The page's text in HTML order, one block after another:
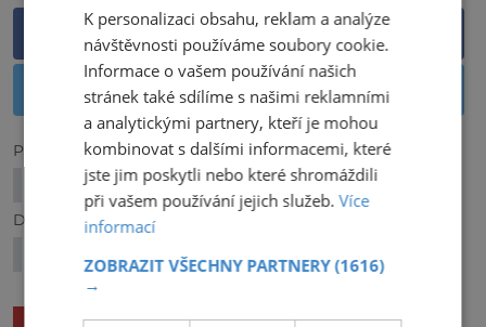
Sdílet na Facebooku
Sdílet na Twitteru
Předchozí článek
Královský košt Hustopeče.
Další článek
MOST toho má DOST: Nudit se tam nebudete
K personalizaci obsahu, reklam a analýze
návštěvnosti používáme soubory cookie.
Informace o vašem používání našich
stránek také sdílíme s našimi reklamními
a analytickými partnery, kteří je mohou
kombinovat s dalšími informacemi, které
jste jim poskytli nebo které shromáždili
při vašem používání jejich služeb.Více
informací
ZOBRAZIT VŠECHNY PARTNERY(1616)
→